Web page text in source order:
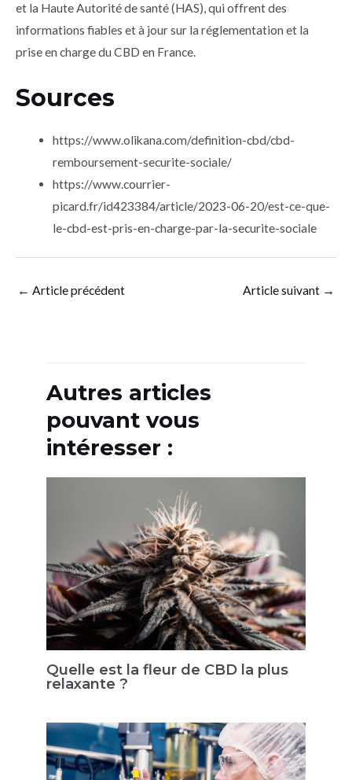
et la Haute Autorité de santé (HAS), qui offrent des
informations fiables et à jour sur la réglementation et la
prise en charge du CBD en France.
Sources
https://www.olikana.com/definition-cbd/cbd-
remboursement-securite-sociale/
https://www.courrier-
picard.fr/id423384/article/2023-06-20/est-ce-que-
le-cbd-est-pris-en-charge-par-la-securite-sociale
← Article précédent Article suivant →
Autres articles
pouvant vous
intéresser :
Quelle est la fleur de CBD la plus
relaxante ?